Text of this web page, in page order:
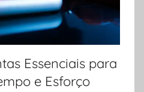
Essenciais para
e Esforço